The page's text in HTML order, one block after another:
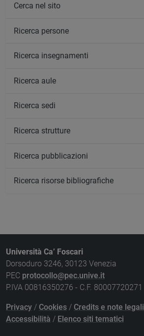
Cerca nel sito
Ricerca persone
Ricerca insegnamenti
Ricerca aule
Ricerca sedi
Ricerca strutture
Ricerca pubblicazioni
Ricerca risorse bibliografiche
Università Ca’ Foscari
Dorsoduro 3246, 30123 Venezia
PEC protocollo@pec.unive.it
P.IVA 00816350276 - C.F. 80007720271
Privacy / Cookies / Credits e note legali
Accessibilità / Elenco siti tematici